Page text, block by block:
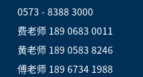
0573 - 8388 3000
费老师 189 0683 0011
黄老师 189 0583 8246
傅老师 189 6734 1988